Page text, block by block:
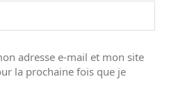
adresse e-mail et mon site
la prochaine fois que je